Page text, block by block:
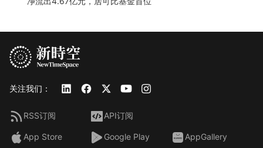
关注我们：
RSS订阅 API订阅
App Store Google Play AppGallery